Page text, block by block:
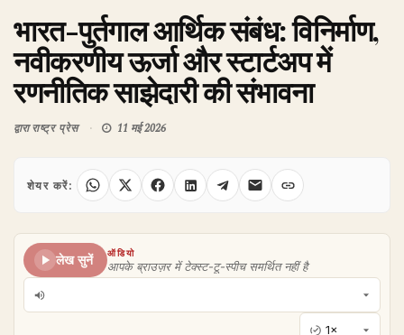
भारत-पुर्तगाल आर्थिक संबंध: विनिर्माण,
नवीकरणीय ऊर्जा और स्टार्टअप में
रणनीतिक साझेदारी की संभावना
द्वाराराष्ट्र प्रेस 11 मई 2026
शेयर करें:
लेख सुनें
ऑडियो
आपके ब्राउज़र में टेक्स्ट-टू-स्पीच समर्थित नहीं है